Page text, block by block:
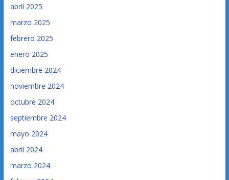
abril 2025
marzo 2025
febrero 2025
enero 2025
diciembre 2024
noviembre 2024
octubre 2024
septiembre 2024
mayo 2024
abril 2024
marzo 2024